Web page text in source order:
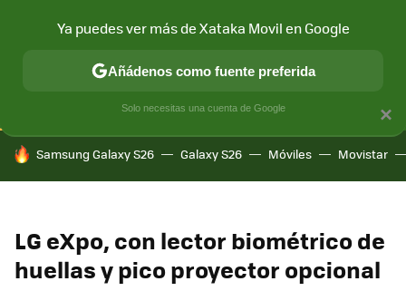
CONECTIVIDAD MÓVIL Y SOCIEDAD APLICACIONES
HOY SE HABLA DE
Samsung Galaxy S26 Galaxy S26 Móviles Movistar
LG eXpo, con lector biométrico de
huellas y pico proyector opcional
×
Ya puedes ver más de Xataka Movil en Google
Añádenos como fuente preferida
Solo necesitas una cuenta de Google